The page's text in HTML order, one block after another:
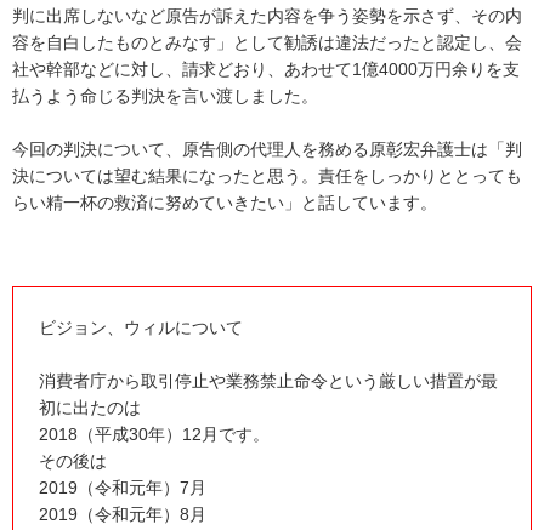
判に出席しないなど原告が訴えた内容を争う姿勢を示さず、その内
容を自白したものとみなす」として勧誘は違法だったと認定し、会
社や幹部などに対し、請求どおり、あわせて1億4000万円余りを支
払うよう命じる判決を言い渡しました。
今回の判決について、原告側の代理人を務める原彰宏弁護士は「判
決については望む結果になったと思う。責任をしっかりととっても
らい精一杯の救済に努めていきたい」と話しています。
ビジョン、ウィルについて
消費者庁から取引停止や業務禁止命令という厳しい措置が最
初に出たのは
2018（平成30年）12月です。
その後は
2019（令和元年）7月
2019（令和元年）8月